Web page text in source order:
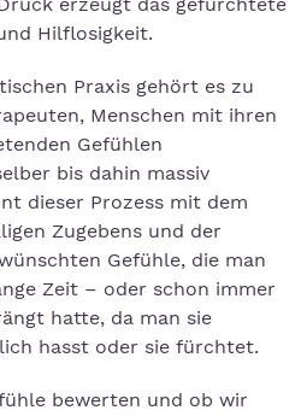
erzeugt das gefürchtete
Hilflosigkeit.
Praxis gehört es zu
Menschen mit ihren
Gefühlen
bis dahin massiv
dieser Prozess mit dem
Zugebens und der
Gefühle, die man
Zeit – oder schon immer
hatte, da man sie
hasst oder sie fürchtet.
bewerten und ob wir